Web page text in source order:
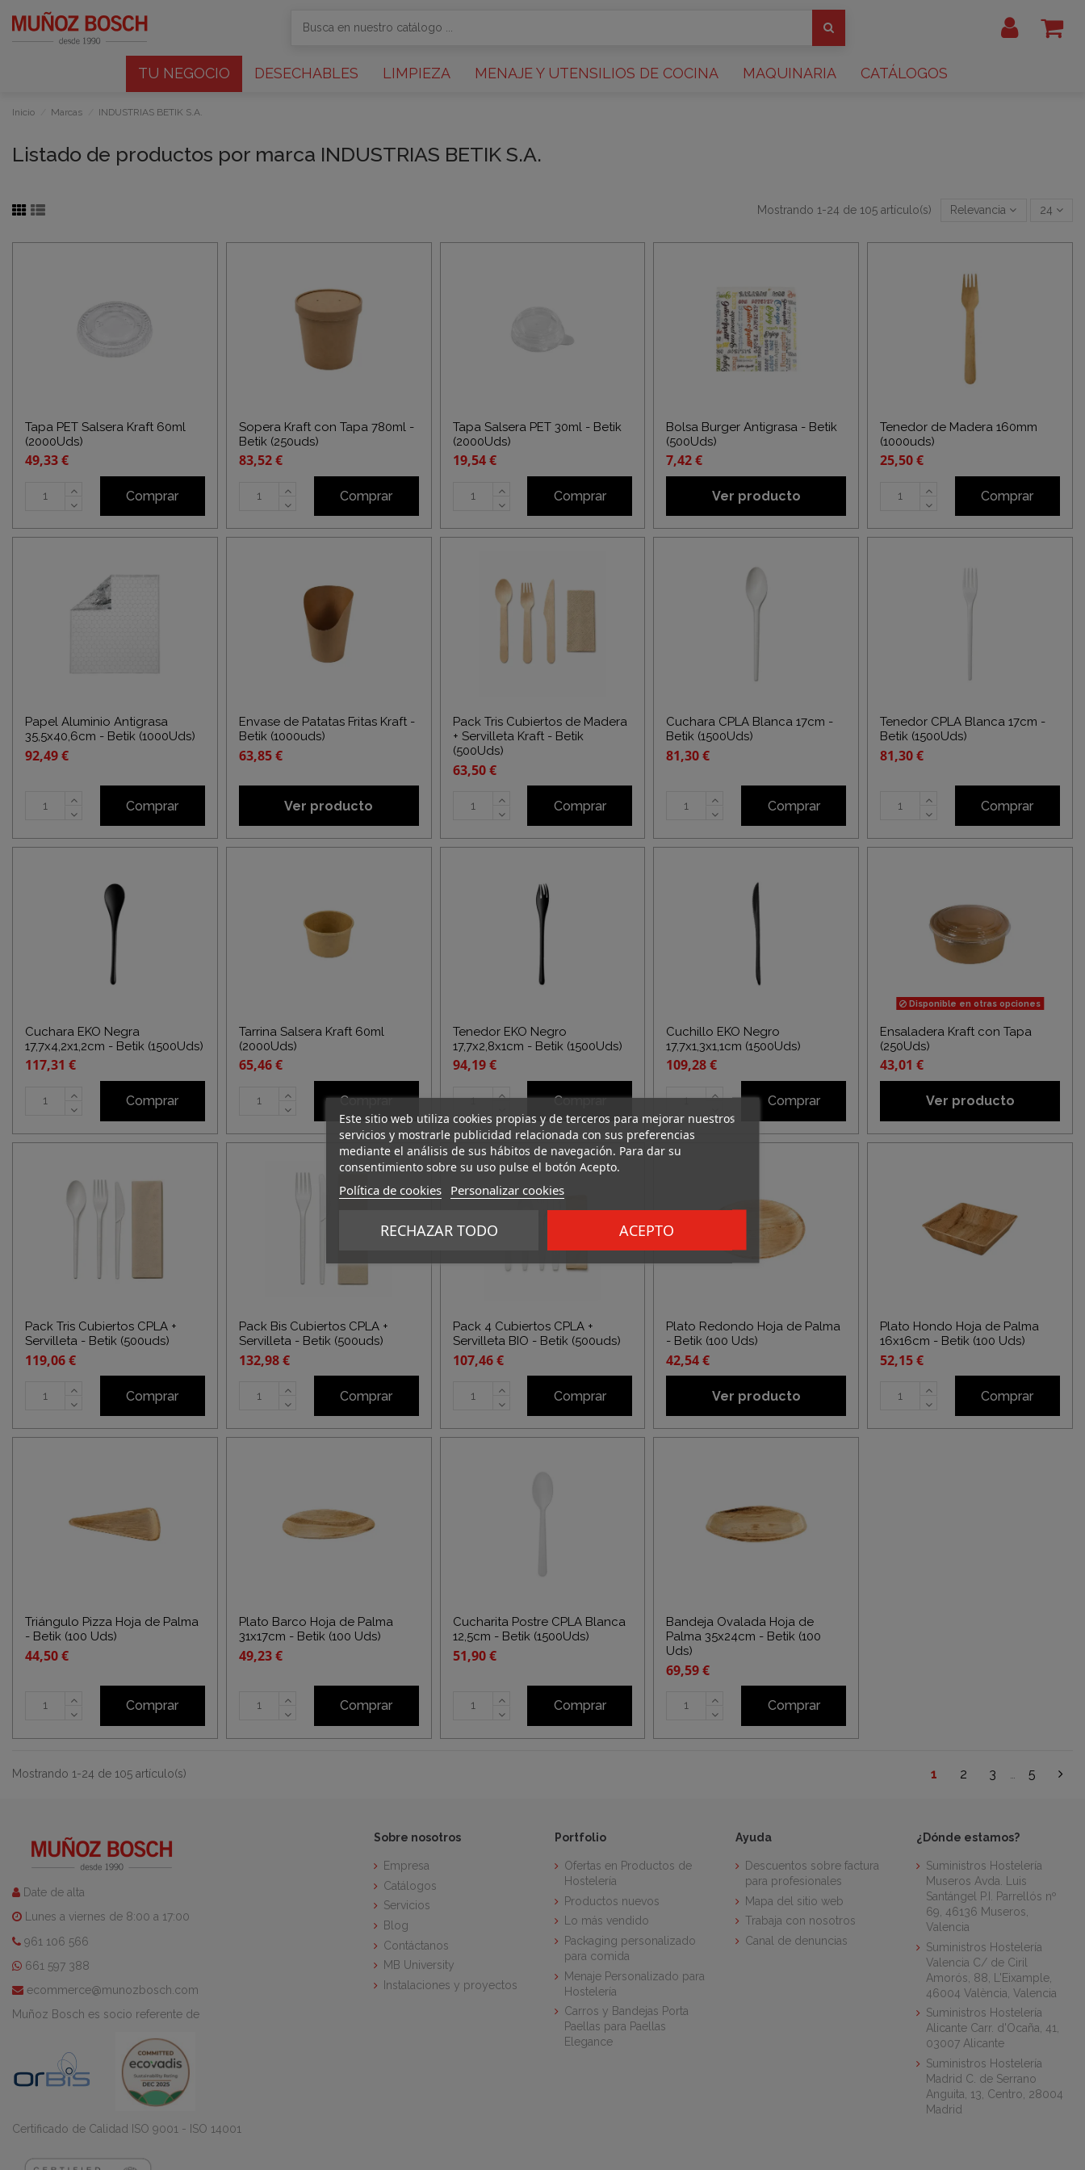
Este sitio web utiliza cookies propias y de terceros para mejorar nuestros
servicios y mostrarle publicidad relacionada con sus preferencias
mediante el análisis de sus hábitos de navegación. Para dar su
consentimiento sobre su uso pulse el botón Acepto.
Política de cookies Personalizar cookies
RECHAZAR TODO ACEPTO
TU NEGOCIO DESECHABLES LIMPIEZA MENAJE Y UTENSILIOS DE COCINA MAQUINARIA CATÁLOGOS
Inicio Marcas INDUSTRIAS BETIK S.A.
Listado de productos por marca INDUSTRIAS BETIK S.A.
Mostrando 1-24 de 105 artículo(s) Relevancia 24
Tapa PET Salsera Kraft 60ml
(2000Uds)
49,33 €
Comprar
Sopera Kraft con Tapa 780ml -
Betik (250uds)
83,52 €
Comprar
Tapa Salsera PET 30ml - Betik
(2000Uds)
19,54 €
Comprar
Bolsa Burger Antigrasa - Betik
(500Uds)
7,42 €
Ver producto
Tenedor de Madera 160mm
(1000uds)
25,50 €
Comprar
Papel Aluminio Antigrasa
35,5x40,6cm - Betik (1000Uds)
92,49 €
Comprar
Envase de Patatas Fritas Kraft -
Betik (1000uds)
63,85 €
Ver producto
Pack Tris Cubiertos de Madera
+ Servilleta Kraft - Betik
(500Uds)
63,50 €
Comprar
Cuchara CPLA Blanca 17cm -
Betik (1500Uds)
81,30 €
Comprar
Tenedor CPLA Blanca 17cm -
Betik (1500Uds)
81,30 €
Comprar
Cuchara EKO Negra
17,7x4,2x1,2cm - Betik (1500Uds)
117,31 €
Comprar
Tarrina Salsera Kraft 60ml
(2000Uds)
65,46 €
Comprar
Tenedor EKO Negro
17,7x2,8x1cm - Betik (1500Uds)
94,19 €
Comprar
Cuchillo EKO Negro
17,7x1,3x1,1cm (1500Uds)
109,28 €
Comprar
Disponible en otras opciones
Ensaladera Kraft con Tapa
(250Uds)
43,01 €
Ver producto
Pack Tris Cubiertos CPLA +
Servilleta - Betik (500uds)
119,06 €
Comprar
Pack Bis Cubiertos CPLA +
Servilleta - Betik (500uds)
132,98 €
Comprar
Pack 4 Cubiertos CPLA +
Servilleta BIO - Betik (500uds)
107,46 €
Comprar
Plato Redondo Hoja de Palma
- Betik (100 Uds)
42,54 €
Ver producto
Plato Hondo Hoja de Palma
16x16cm - Betik (100 Uds)
52,15 €
Comprar
Triángulo Pizza Hoja de Palma
- Betik (100 Uds)
44,50 €
Comprar
Plato Barco Hoja de Palma
31x17cm - Betik (100 Uds)
49,23 €
Comprar
Cucharita Postre CPLA Blanca
12,5cm - Betik (1500Uds)
51,90 €
Comprar
Bandeja Ovalada Hoja de
Palma 35x24cm - Betik (100
Uds)
69,59 €
Comprar
Mostrando 1-24 de 105 artículo(s) 1 2 3 … 5
Date de alta
Lunes a viernes de 8:00 a 17:00
961 106 566
661 597 388
ecommerce@munozbosch.com
Muñoz Bosch es socio referente de
Certificado de Calidad ISO 9001 - ISO 14001
Sobre nosotros
Empresa
Catálogos
Servicios
Blog
Contáctanos
MB University
Instalaciones y proyectos
Portfolio
Ofertas en Productos de
Hostelería
Productos nuevos
Lo más vendido
Packaging personalizado
para comida
Menaje Personalizado para
Hostelería
Carros y Bandejas Porta
Paellas para Paellas
Elegance
Ayuda
Descuentos sobre factura
para profesionales
Mapa del sitio web
Trabaja con nosotros
Canal de denuncias
¿Dónde estamos?
Suministros Hostelería
Museros Avda. Luis
Santángel P.I. Parrellós nº
69, 46136 Museros,
Valencia
Suministros Hostelería
Valencia C/ de Ciril
Amorós, 88, L'Eixample,
46004 València, Valencia
Suministros Hostelería
Alicante Carr. d'Ocaña, 41,
03007 Alicante
Suministros Hostelería
Madrid C. de Serrano
Anguita, 13, Centro, 28004
Madrid